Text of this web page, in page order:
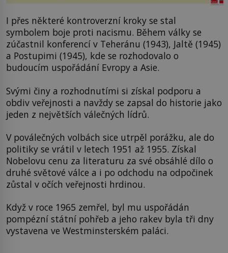
I přes některé kontroverzní kroky se stal
symbolem boje proti nacismu. Během války se
zúčastnil konferencí v Teheránu (1943), Jaltě (1945)
a Postupimi (1945), kde se rozhodovalo o
budoucím uspořádání Evropy a Asie.
Svými činy a rozhodnutími si získal podporu a
obdiv veřejnosti a navždy se zapsal do historie jako
jeden z největších válečných lídrů.
V poválečných volbách sice utrpěl porážku, ale do
politiky se vrátil v letech 1951 až 1955. Získal
Nobelovu cenu za literaturu za své obsáhlé dílo o
druhé světové válce a i po odchodu na odpočinek
zůstal v očích veřejnosti hrdinou.
Když v roce 1965 zemřel, byl mu uspořádán
pompézní státní pohřeb a jeho rakev byla tři dny
vystavena ve Westminsterském paláci.